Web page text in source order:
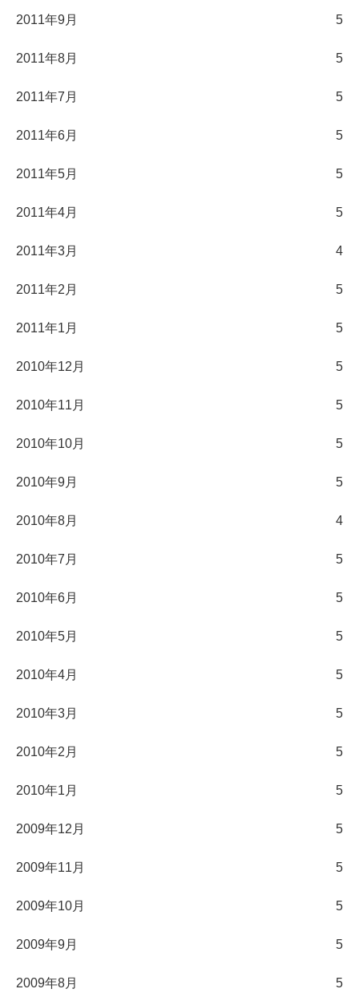
2011年9月 5
2011年8月 5
2011年7月 5
2011年6月 5
2011年5月 5
2011年4月 5
2011年3月 4
2011年2月 5
2011年1月 5
2010年12月 5
2010年11月 5
2010年10月 5
2010年9月 5
2010年8月 4
2010年7月 5
2010年6月 5
2010年5月 5
2010年4月 5
2010年3月 5
2010年2月 5
2010年1月 5
2009年12月 5
2009年11月 5
2009年10月 5
2009年9月 5
2009年8月 5